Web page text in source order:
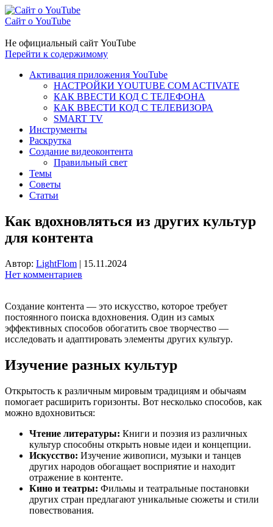
Сайт о YouTube
Не официальный сайт YouTube
Перейти к содержимому
Активация приложения YouTube
НАСТРОЙКИ YOUTUBE COM ACTIVATE
КАК ВВЕСТИ КОД С ТЕЛЕФОНА
КАК ВВЕСТИ КОД С ТЕЛЕВИЗОРА
SMART TV
Инструменты
Раскрутка
Создание видеоконтента
Правильный свет
Темы
Советы
Статьи
Как вдохновляться из других культур
для контента
Автор: LightFlom | 15.11.2024
Нет комментариев
Создание контента — это искусство, которое требует
постоянного поиска вдохновения. Один из самых
эффективных способов обогатить свое творчество —
исследовать и адаптировать элементы других культур.
Изучение разных культур
Открытость к различным мировым традициям и обычаям
помогает расширить горизонты. Вот несколько способов, как
можно вдохновиться:
Чтение литературы: Книги и поэзия из различных
культур способны открыть новые идеи и концепции.
Искусство: Изучение живописи, музыки и танцев
других народов обогащает восприятие и находит
отражение в контенте.
Кино и театры: Фильмы и театральные постановки
других стран предлагают уникальные сюжеты и стили
повествования.